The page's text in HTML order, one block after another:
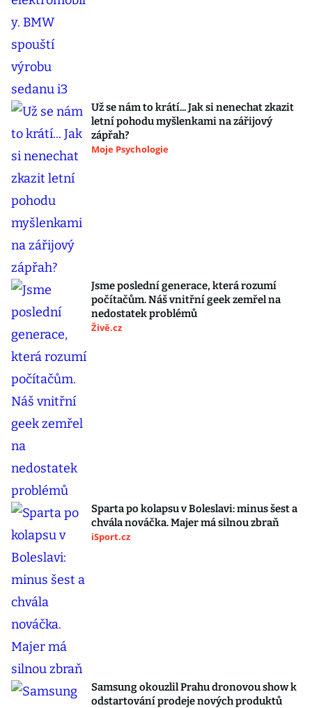
Už se nám to krátí... Jak si nenechat zkazit
letní pohodu myšlenkami na zářijový
zápřah?
Moje Psychologie
Jsme poslední generace, která rozumí
počítačům. Náš vnitřní geek zemřel na
nedostatek problémů
Živě.cz
Sparta po kolapsu v Boleslavi: minus šest a
chvála nováčka. Majer má silnou zbraň
iSport.cz
Samsung okouzlil Prahu dronovou show k
odstartování prodeje nových produktů